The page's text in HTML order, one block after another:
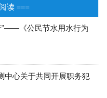
读 ===
”——《公民节水用水行为
中心关于共同开展职务犯